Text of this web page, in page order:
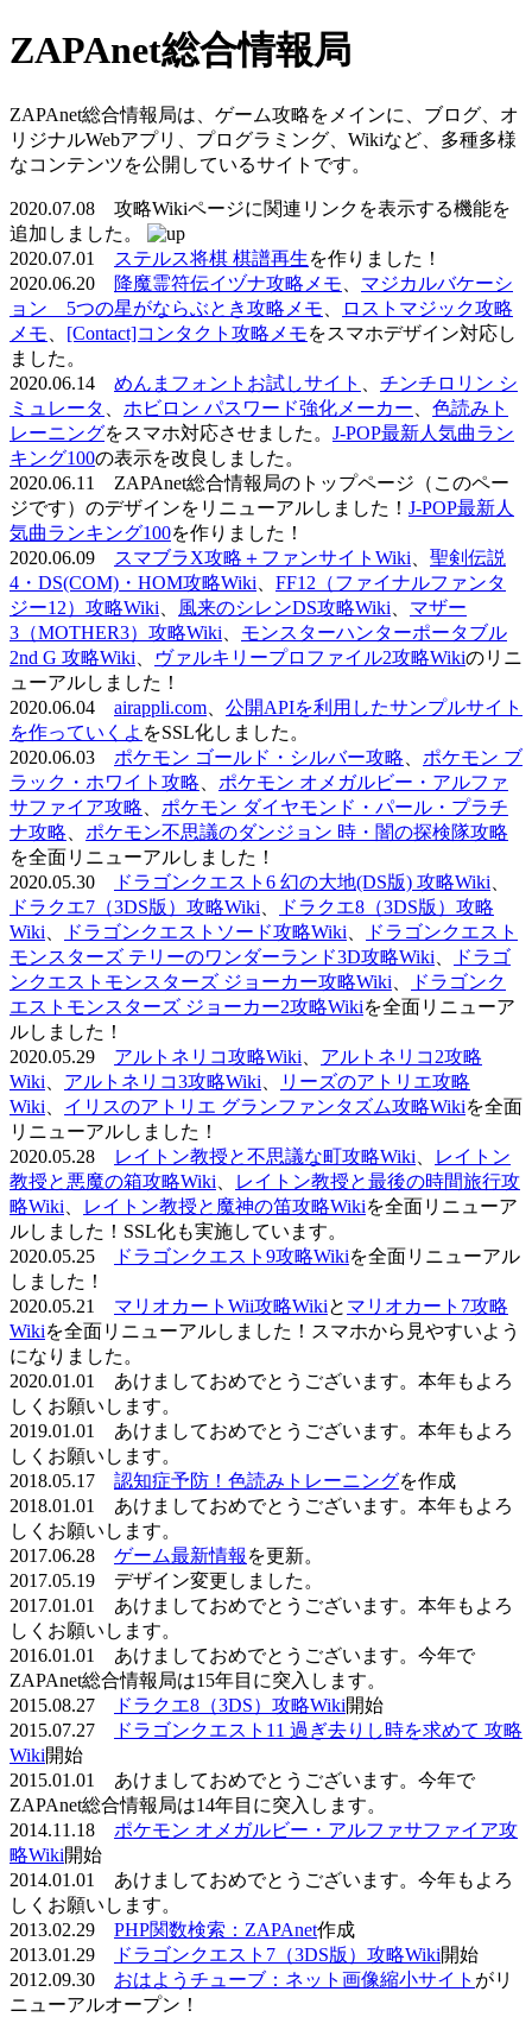
ZAPAnet総合情報局
ZAPAnet総合情報局は、ゲーム攻略をメインに、ブログ、オ
リジナルWebアプリ、プログラミング、Wikiなど、多種多様
なコンテンツを公開しているサイトです。
2020.07.08 攻略Wikiページに関連リンクを表示する機能を
追加しました。
2020.07.01
ステルス将棋 棋譜再生を作りました！
2020.06.20
降魔霊符伝イヅナ攻略メモ
マジカルバケーシ
ョン 5つの星がならぶとき攻略メモ
ロストマジック攻略
メモ
[Contact]コンタクト攻略メモをスマホデザイン対応し
ました。
2020.06.14 めんまフォントお試しサイト
チンチロリン シ
ミュレータ
ホビロン パスワード強化メーカー
色読みト
レーニングをスマホ対応させました。 J-POP最新人気曲ラン
キング100の表示を改良しました。
2020.06.11 ZAPAnet総合情報局のトップページ（このペー
ジです）のデザインをリニューアルしました！ J-POP最新人
気曲ランキング100を作りました！
2020.06.09
スマブラX攻略＋ファンサイトWiki
聖剣伝説
4・DS(COM)・HOM攻略Wiki
FF12（ファイナルファンタ
ジー12）攻略Wiki
風来のシレンDS攻略Wiki
マザー
3（MOTHER3）攻略Wiki
モンスターハンターポータブル
2nd G 攻略Wiki
ヴァルキリープロファイル2攻略Wikiのリニ
ューアルしました！
2020.06.04 airappli.com
公開APIを利用したサンプルサイト
を作っていくよ をSSL化しました。
2020.06.03 ポケモン ゴールド・シルバー攻略
ポケモン ブ
ラック・ホワイト攻略
ポケモン オメガルビー・アルファ
サファイア攻略
ポケモン ダイヤモンド・パール・プラチ
ナ攻略
ポケモン不思議のダンジョン 時・闇の探検隊攻略
を全面リニューアルしました！
2020.05.30
ドラゴンクエスト6 幻の大地(DS版) 攻略Wiki
ドラクエ7（3DS版）攻略Wiki
ドラクエ8（3DS版）攻略
Wiki
ドラゴンクエストソード攻略Wiki
ドラゴンクエスト
モンスターズ テリーのワンダーランド3D攻略Wiki
ドラゴ
ンクエストモンスターズ ジョーカー攻略Wiki
ドラゴンク
エストモンスターズ ジョーカー2攻略Wikiを全面リニューア
ルしました！
2020.05.29 アルトネリコ攻略Wiki
アルトネリコ2攻略
Wiki
アルトネリコ3攻略Wiki
リーズのアトリエ攻略
Wiki
イリスのアトリエ グランファンタズム攻略Wikiを全面
リニューアルしました！
2020.05.28
レイトン教授と不思議な町攻略Wiki
レイトン
教授と悪魔の箱攻略Wiki
レイトン教授と最後の時間旅行攻
略Wiki
レイトン教授と魔神の笛攻略Wikiを全面リニューア
ルしました！SSL化も実施しています。
2020.05.25
ドラゴンクエスト9攻略Wikiを全面リニューアル
しました！
2020.05.21 マリオカートWii攻略Wikiと マリオカート7攻略
Wikiを全面リニューアルしました！スマホから見やすいよう
になりました。
2020.01.01 あけましておめでとうございます。本年もよろ
しくお願いします。
2019.01.01 あけましておめでとうございます。本年もよろ
しくお願いします。
2018.05.17 認知症予防！色読みトレーニングを作成
2018.01.01 あけましておめでとうございます。本年もよろ
しくお願いします。
2017.06.28 ゲーム最新情報 を更新。
2017.05.19 デザイン変更しました。
2017.01.01 あけましておめでとうございます。本年もよろ
しくお願いします。
2016.01.01 あけましておめでとうございます。今年で
ZAPAnet総合情報局は15年目に突入します。
2015.08.27
ドラクエ8（3DS）攻略Wiki開始
2015.07.27
ドラゴンクエスト11 過ぎ去りし時を求めて 攻略
Wiki開始
2015.01.01 あけましておめでとうございます。今年で
ZAPAnet総合情報局は14年目に突入します。
2014.11.18 ポケモン オメガルビー・アルファサファイア攻
略Wiki開始
2014.01.01 あけましておめでとうございます。今年もよろ
しくお願いします。
2013.02.29 PHP関数検索：ZAPAnet作成
2013.01.29
ドラゴンクエスト7（3DS版）攻略Wiki開始
2012.09.30 おはようチューブ：ネット画像縮小サイト がリ
ニューアルオープン！